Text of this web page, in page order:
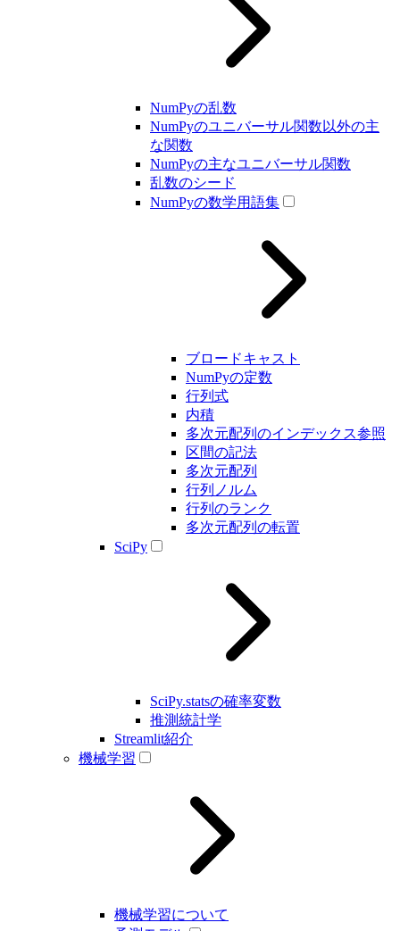
NumPyの乱数
NumPyのユニバーサル関数以外の主
な関数
NumPyの主なユニバーサル関数
乱数のシード
NumPyの数学用語集
ブロードキャスト
NumPyの定数
行列式
内積
多次元配列のインデックス参照
区間の記法
多次元配列
行列ノルム
行列のランク
多次元配列の転置
SciPy
SciPy.statsの確率変数
推測統計学
Streamlit紹介
機械学習
機械学習について